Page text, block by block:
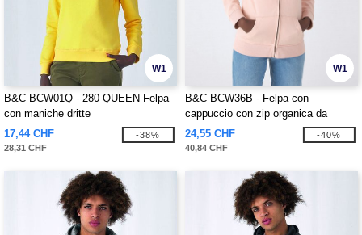
W1
B&C BCW01Q - 280 QUEEN Felpa
con maniche dritte
17,44 CHF
28,31 CHF
-38%
W1
B&C BCW36B - Felpa con
cappuccio con zip organica da
donna
24,55 CHF
40,84 CHF
-40%